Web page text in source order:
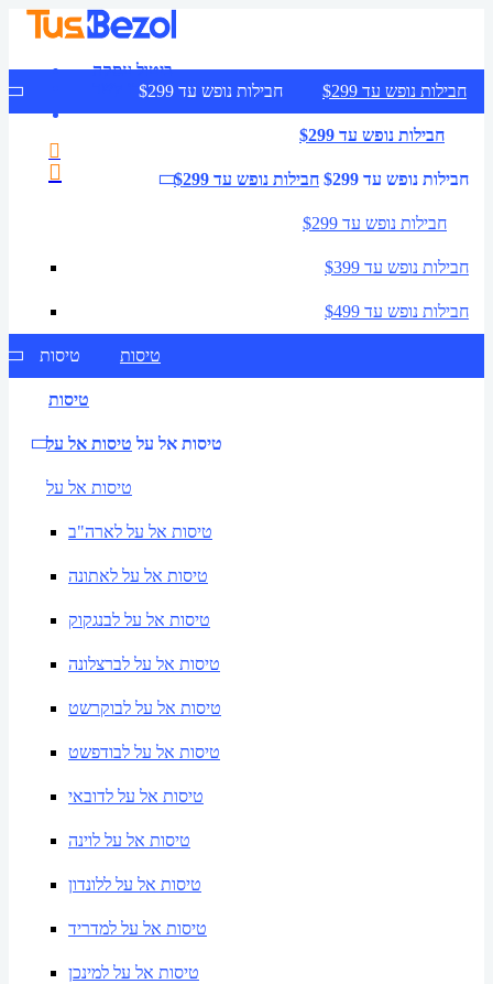
ביטול עסקה
צרו קשר
חבילות נופש עד $299 חבילות נופש עד $299
חבילות נופש עד $299
חבילות נופש עד $299 חבילות נופש עד $299
חבילות נופש עד $299
חבילות נופש עד $399
חבילות נופש עד $499
טיסות טיסות
טיסות
טיסות אל על טיסות אל על
טיסות אל על
טיסות אל על לארה"ב
טיסות אל על לאתונה
טיסות אל על לבנגקוק
טיסות אל על לברצלונה
טיסות אל על לבוקרשט
טיסות אל על לבודפשט
טיסות אל על לדובאי
טיסות אל על לוינה
טיסות אל על ללונדון
טיסות אל על למדריד
טיסות אל על למינכן